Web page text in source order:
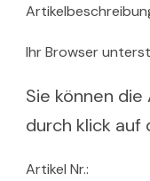
Ihr Browser
Sie können
durch klick auf
Artikel Nr.: